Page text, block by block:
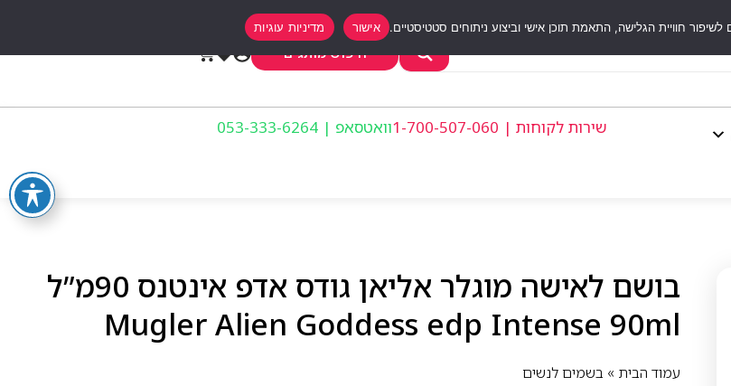
חיפוש מותגים
שירות לקוחות | 1-700-507-060 וואטסאפ | 053-333-6264
בושם לאישה מוגלר אליאן גודס אדפ אינטנס 90מ”ל
Mugler Alien Goddess edp Intense 90ml
עמוד הבית » בשמים לנשים
אישור מדיניות עוגיות